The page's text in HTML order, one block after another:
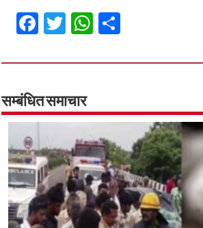
Fa
ce
b
o
o
k
T
wi
tt
er
W
h
at
p
p
ar
सम्बंधित समाचार